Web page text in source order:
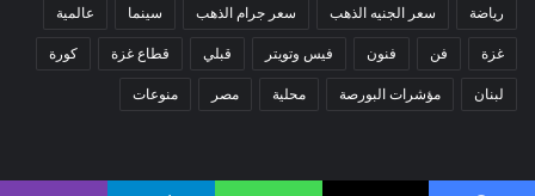
رياضة سعر الجنيه الذهب سعر جرام الذهب سينما عالمية
غزة فن فنون فيس وتويتر قبلي قطاع غزة كورة
لبنان مؤشرات البورصة محلية مصر منوعات